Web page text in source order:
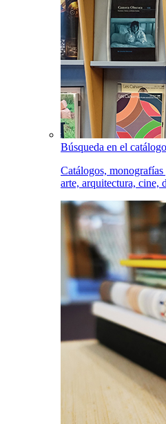
Búsqueda en el
Catálogos,
arte, arquitectura, cine,